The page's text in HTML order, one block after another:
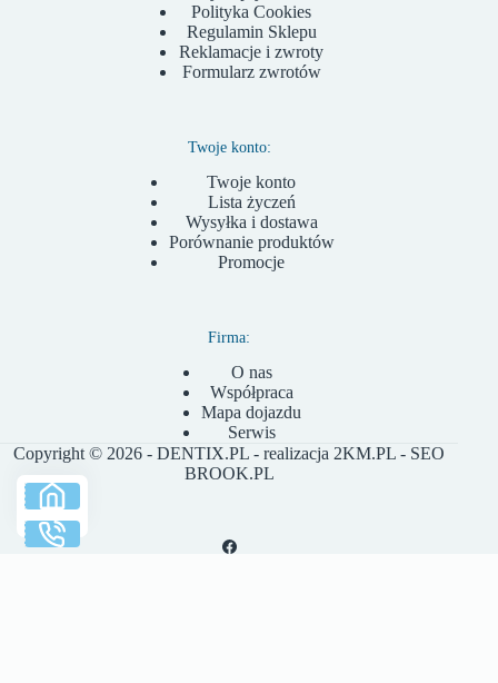
Polityka Cookies
Regulamin Sklepu
Reklamacje i zwroty
Formularz zwrotów
Twoje konto:
Twoje konto
Lista życzeń
Wysyłka i dostawa
Porównanie produktów
Promocje
Firma:
O nas
Współpraca
Mapa dojazdu
Serwis
Copyright © 2026 - DENTIX.PL - realizacja 2KM.PL - SEO
BROOK.PL